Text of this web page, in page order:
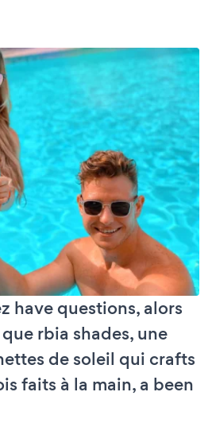
have questions, alors
rbia shades, une
de soleil qui crafts
faits à la main, a been